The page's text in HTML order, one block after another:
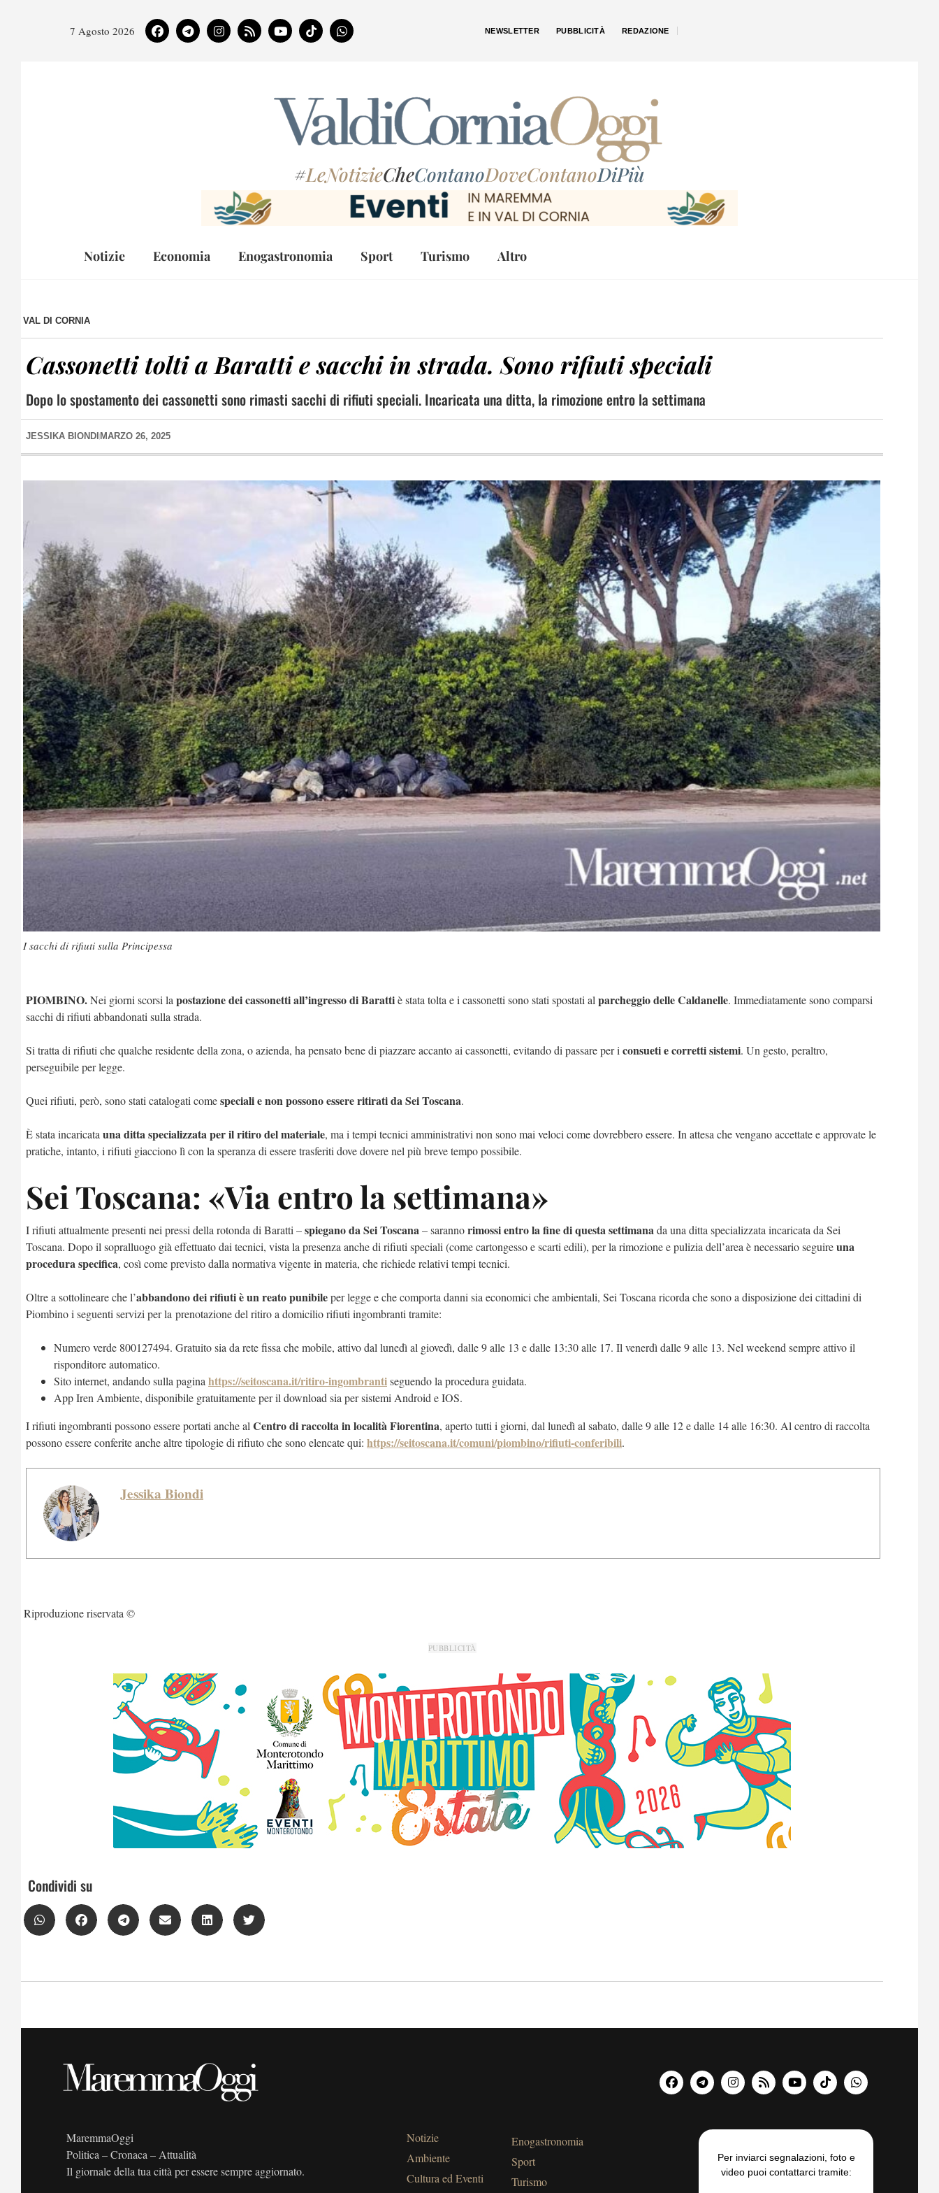
7 Agosto 2026 NEWSLETTER PUBBLICITÀ REDAZIONE
#LeNotizieCheContanoDoveContanoDiPiù
Notizie Economia Enogastronomia Sport Turismo Altro
VAL DI CORNIA
Cassonetti tolti a Baratti e sacchi in strada. Sono rifiuti speciali
Dopo lo spostamento dei cassonetti sono rimasti sacchi di rifiuti speciali. Incaricata una ditta, la rimozione entro la settimana
JESSIKA BIONDI MARZO 26, 2025
I sacchi di rifiuti sulla Principessa
PIOMBINO.Nei giorni scorsi la postazione dei cassonetti all’ingresso di Barattiè stata tolta e i cassonetti sono stati spostati al parcheggio delle Caldanelle. Immediatamente sono comparsi
sacchi di rifiuti abbandonati sulla strada.
Si tratta di rifiuti che qualche residente della zona, o azienda, ha pensato bene di piazzare accanto ai cassonetti, evitando di passare per i consueti e corretti sistemi. Un gesto, peraltro,
perseguibile per legge.
Quei rifiuti, però, sono stati catalogati comespeciali e non possono essere ritirati da Sei Toscana.
È stata incaricata una ditta specializzata per il ritiro del materiale, ma i tempi tecnici amministrativi non sono mai veloci come dovrebbero essere. In attesa che vengano accettate e approvate le
pratiche, intanto, i rifiuti giacciono lì con la speranza di essere trasferiti dove dovere nel più breve tempo possibile.
Sei Toscana: «Via entro la settimana»
I rifiuti attualmente presenti nei pressi della rotonda di Baratti –spiegano da Sei Toscana– sarannorimossi entro la fine di questa settimanada una ditta specializzata incaricata da Sei
Toscana. Dopo il sopralluogo già effettuato dai tecnici, vista la presenza anche di rifiuti speciali (come cartongesso e scarti edili), per la rimozione e pulizia dell’area è necessario seguireuna
procedura specifica, così come previsto dalla normativa vigente in materia, che richiede relativi tempi tecnici.
Oltre a sottolineare che l’abbandono dei rifiuti è un reato punibileper legge e che comporta danni sia economici che ambientali, Sei Toscana ricorda che sono a disposizione dei cittadini di
Piombino i seguenti servizi per la prenotazione del ritiro a domicilio rifiuti ingombranti tramite:
Numero verde 800127494. Gratuito sia da rete fissa che mobile, attivo dal lunedì al giovedì, dalle 9 alle 13 e dalle 13:30 alle 17. Il venerdì dalle 9 alle 13. Nel weekend sempre attivo il
risponditore automatico.
Sito internet, andando sulla pagina https://seitoscana.it/ritiro-ingombrantiseguendo la procedura guidata.
App Iren Ambiente, disponibile gratuitamente per il download sia per sistemi Android e IOS.
I rifiuti ingombranti possono essere portati anche al Centro di raccolta in località Fiorentina, aperto tutti i giorni, dal lunedì al sabato, dalle 9 alle 12 e dalle 14 alle 16:30. Al centro di raccolta
possono essere conferite anche altre tipologie di rifiuto che sono elencate qui: https://seitoscana.it/comuni/piombino/rifiuti-conferibili.
Jessika Biondi
Riproduzione riservata ©
PUBBLICITÀ
Condividi su
MaremmaOggi
Politica – Cronaca – Attualità
Il giornale della tua città per essere sempre aggiornato.
Notizie
Ambiente
Cultura ed Eventi
Enogastronomia
Sport
Turismo
Per inviarci segnalazioni, foto e
video puoi contattarci tramite: